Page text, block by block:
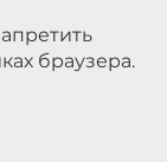
браузера.